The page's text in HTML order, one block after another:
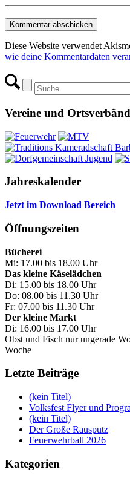
Diese Website verwendet
wie deine Kommentardaten
Vereine und
Jahreskalender
Jetzt im Download Bereich
Öffnungszeiten
Bücherei
Mi: 17.00 bis 18.00 Uhr
Das kleine Käselädchen
Di: 15.00 bis 18.00 Uhr
Do: 08.00 bis 11.30 Uhr
Fr: 07.00 bis 11.30 Uhr
Der kleine Markt
Di: 16.00 bis 17.00 Uhr
Obst und Fisch nur ungerade
Woche
Letzte Beiträge
(kein Titel)
Volksfest Flyer und
(kein Titel)
Der Große Rausputz
Feuerwehrball 2026
Kategorien